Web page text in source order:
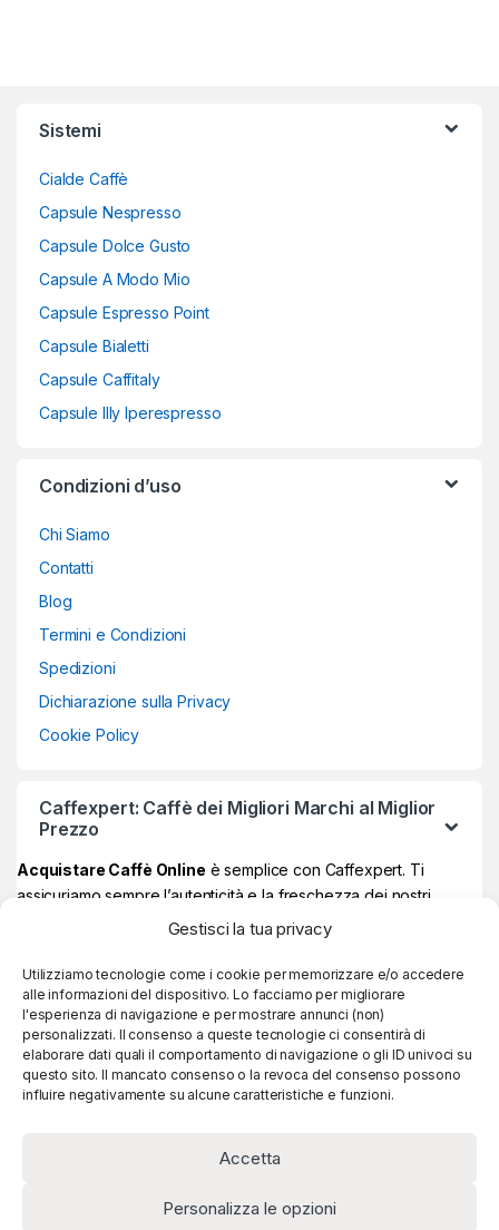
Gestisci la tua privacy
Utilizziamo tecnologie come i cookie per memorizzare e/o accedere
alle informazioni del dispositivo. Lo facciamo per migliorare
l'esperienza di navigazione e per mostrare annunci (non)
personalizzati. Il consenso a queste tecnologie ci consentirà di
elaborare dati quali il comportamento di navigazione o gli ID univoci su
questo sito. Il mancato consenso o la revoca del consenso possono
influire negativamente su alcune caratteristiche e funzioni.
Accetta
Personalizza le opzioni
Sistemi
Cialde Caffè
Capsule Nespresso
Capsule Dolce Gusto
Capsule A Modo Mio
Capsule Espresso Point
Capsule Bialetti
Capsule Caffitaly
Capsule Illy Iperespresso
Condizioni d’uso
Chi Siamo
Contatti
Blog
Termini e Condizioni
Spedizioni
Dichiarazione sulla Privacy
Cookie Policy
Caffexpert: Caffè dei Migliori Marchi al Miglior
Prezzo
Acquistare Caffè Online è semplice con Caffexpert. Ti
assicuriamo sempre l’autenticità e la freschezza dei nostri
prodotti, garantiti Made in Italy al 100% ad un prezzo davvero
Sul nostro store online potrai trovare imigliori marchi di caffè
quelli più amati e apprezzati, e se raggiungi59€ di spesa, la
consegna è sempre gratuita!